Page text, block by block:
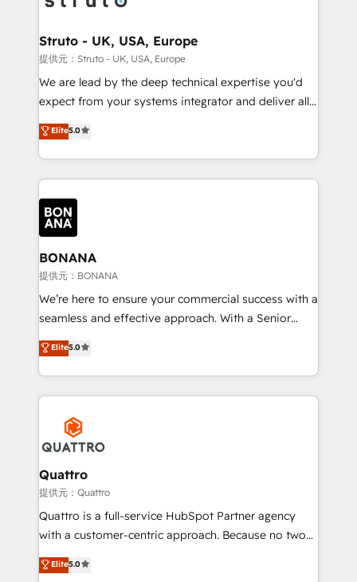
solutions. We offer service packages designed to fit
wealth of knowledge and experience to the table.
Our strategies are tailored to your business's unique
needs, ensuring a personalized approach that aligns
with your growth objectives.
Struto - UK, USA, Europe
提供元：Struto - UK, USA, Europe
We are lead by the deep technical expertise you'd
expect from your systems integrator and deliver all
the agency services you'd expect from your
HubSpot Solutions Partner. As one of the UK's
longest-standing partners, we are experts at
maximising the value of the HubSpot platform and
building an integrated growth stack that brings your
business, operational and technical requirements to
life, and creates a 360˚ view of your customer to
help your teams do more. We specialise in HubSpot
technical services, website design and development
as well as agency services that help set you up for
success. Now, more than ever you need to connect
customer service. It's time to empower your teams
to create great customer experiences that generate
happen.
Elite5.0
BONANA
提供元：BONANA
We’re here to ensure your commercial success with a
seamless and effective approach. With a Senior
team that has 10+ years of experience in HubSpot,
we have a deep understanding of SaaS, Business
Services and E-commerce together with Retail. We
streamline and enhance your Sales, Marketing &
Service efforts, providing insights in your
commercial operations. We're good at RevOps,
automating and optimizing your marketing, sales &
service operations with AI, designing and building
your website, and we drive growth through Account-
Based Marketing, SEO, SEA and many other tactics.
No worries, we will advise you in which to deploy
brings us to our mission; to effectively guide as
Elite5.0
Quattro
提供元：Quattro
Quattro is a full-service HubSpot Partner agency
with a customer-centric approach. Because no two
clients have the same needs, Quattro offer a
bespoke approach for every client. Services include
Elite5.0